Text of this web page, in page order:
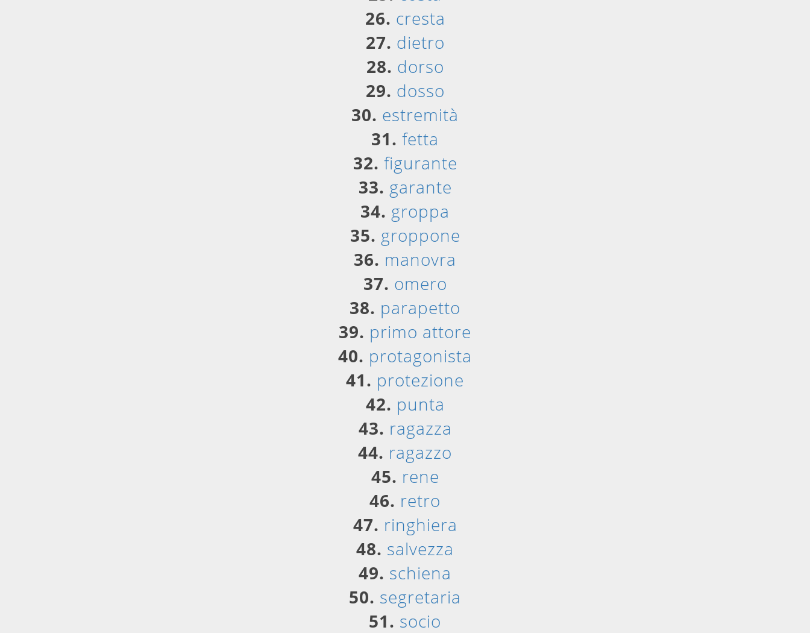
26. cresta
27. dietro
28. dorso
29. dosso
30. estremità
31. fetta
32. figurante
33. garante
34. groppa
35. groppone
36. manovra
37. omero
38. parapetto
39. primo attore
40. protagonista
41. protezione
42. punta
43. ragazza
44. ragazzo
45. rene
46. retro
47. ringhiera
48. salvezza
49. schiena
50. segretaria
51. socio